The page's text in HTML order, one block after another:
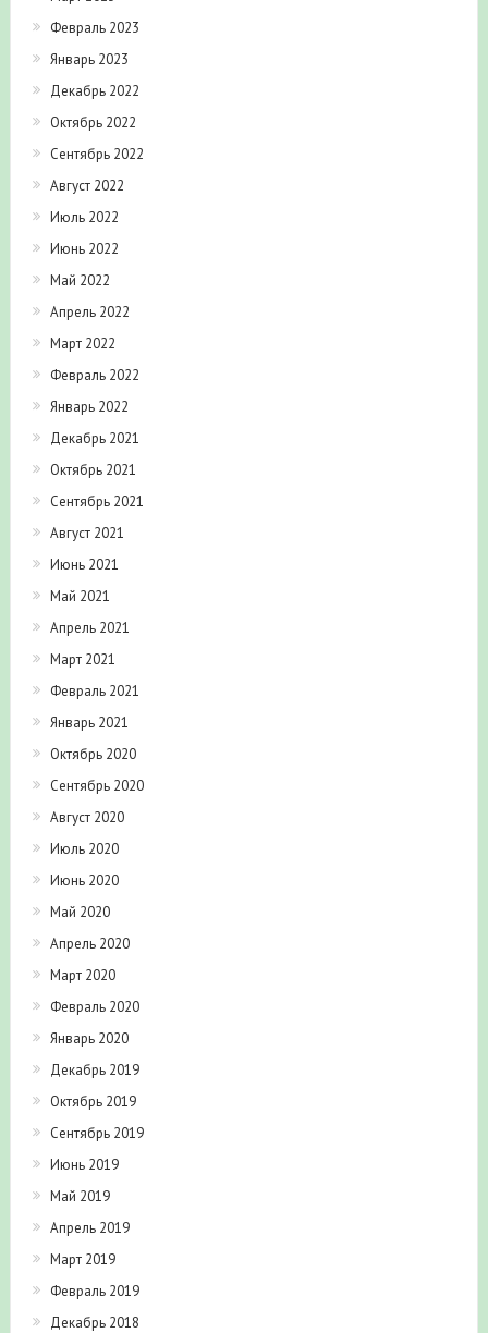
Февраль 2023
Январь 2023
Декабрь 2022
Октябрь 2022
Сентябрь 2022
Август 2022
Июль 2022
Июнь 2022
Май 2022
Апрель 2022
Март 2022
Февраль 2022
Январь 2022
Декабрь 2021
Октябрь 2021
Сентябрь 2021
Август 2021
Июнь 2021
Май 2021
Апрель 2021
Март 2021
Февраль 2021
Январь 2021
Октябрь 2020
Сентябрь 2020
Август 2020
Июль 2020
Июнь 2020
Май 2020
Апрель 2020
Март 2020
Февраль 2020
Январь 2020
Декабрь 2019
Октябрь 2019
Сентябрь 2019
Июнь 2019
Май 2019
Апрель 2019
Март 2019
Февраль 2019
Декабрь 2018